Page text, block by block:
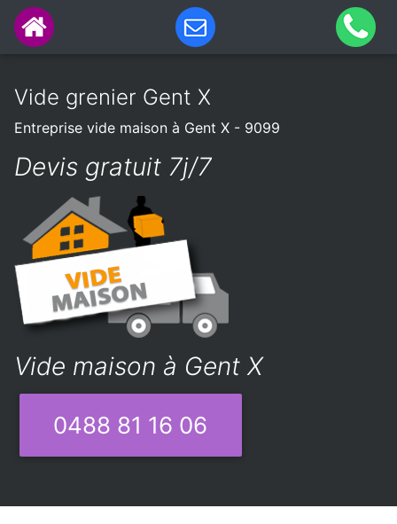
Vide grenier Gent X
Entreprise vide maison à Gent X - 9099
Devis gratuit 7j/7
Vide maison à Gent X
0488 81 16 06